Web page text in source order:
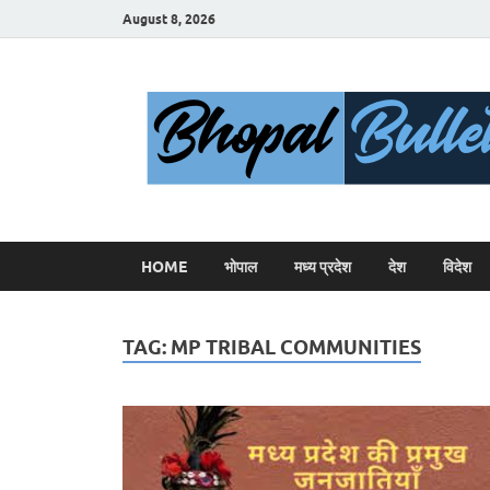
August 8, 2026
HOME भोपाल मध्य प्रदेश देश विदेश
TAG: MP TRIBAL COMMUNITIES